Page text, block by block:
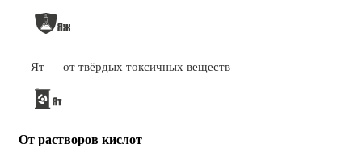
Ят — от твёрдых токсичных веществ
От растворов кислот